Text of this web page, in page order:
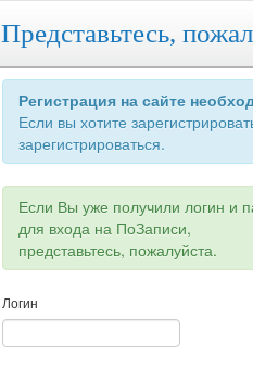
Представьтесь,
Регистрация на сайте
Если вы хотите
зарегистрироваться.
Если Вы уже получили логин и
для входа на ПоЗаписи,
представьтесь, пожалуйста.
Логин